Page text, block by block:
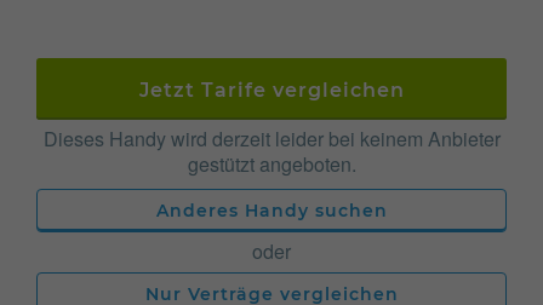
Jetzt Tarife vergleichen
Dieses Handy wird derzeit leider bei keinem Anbieter
gestützt angeboten.
Anderes Handy suchen
oder
Nur Verträge vergleichen